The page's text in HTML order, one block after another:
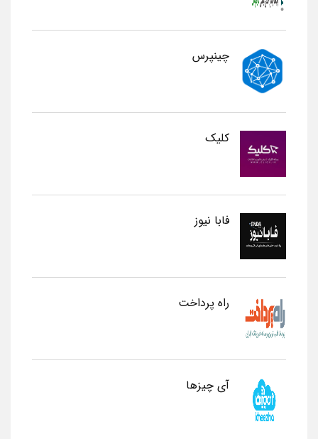
چینپرس
کلیک
فابا نیوز
راه پرداخت
آی چیزها